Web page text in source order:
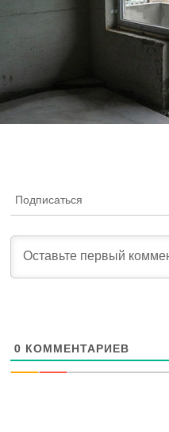
Подписаться
0 КОММЕНТАРИЕВ